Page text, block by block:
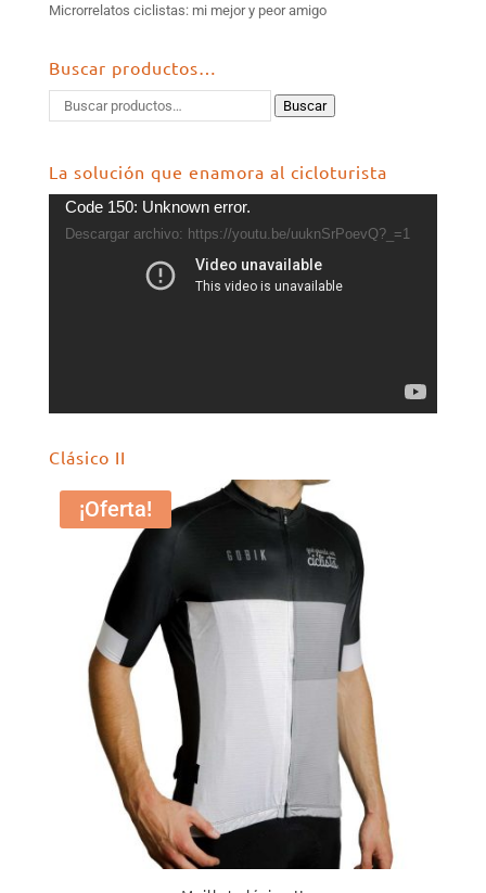
Microrrelatos ciclistas: mi mejor y peor amigo
Buscar productos…
Buscar
La solución que enamora al cicloturista
Reproductor
Code 150: Unknown error.
Descargar archivo: https://youtu.be/uuknSrPoevQ?_=1
Clásico II
¡Oferta!